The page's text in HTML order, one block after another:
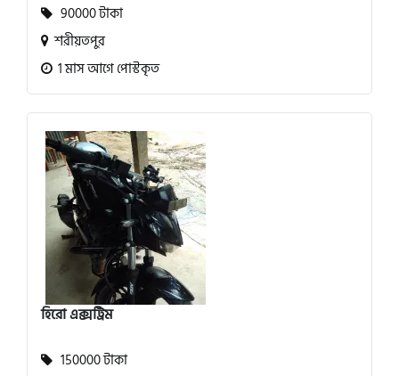
90000 টাকা
শরীয়তপুর
1 মাস আগে পোস্টকৃত
হিরো এক্সট্রিম
150000 টাকা